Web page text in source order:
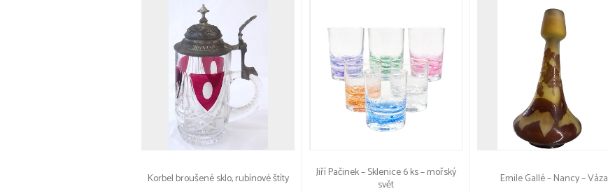
Korbel broušené sklo, rubínové štíty Jiří Pačinek – Sklenice 6 ks – mořský
svět Emile Gallé – Nancy – Váza